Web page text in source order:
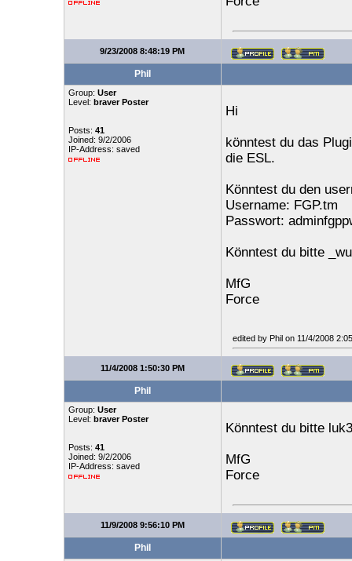
9/23/2008 8:48:19 PM
Phil
Group: User
Level: braver Poster
Posts: 41
Joined: 9/2/2006
IP-Address: saved
Hi
könntest du das
die ESL.
Könntest du den
Username: FGP.tm
Passwort:
Könntest du bitte
MfG
Force
edited by Phil on 11/4/2008
11/4/2008 1:50:30 PM
Phil
Group: User
Level: braver Poster
Posts: 41
Joined: 9/2/2006
IP-Address: saved
Könntest du bitte
MfG
Force
11/9/2008 9:56:10 PM
Phil